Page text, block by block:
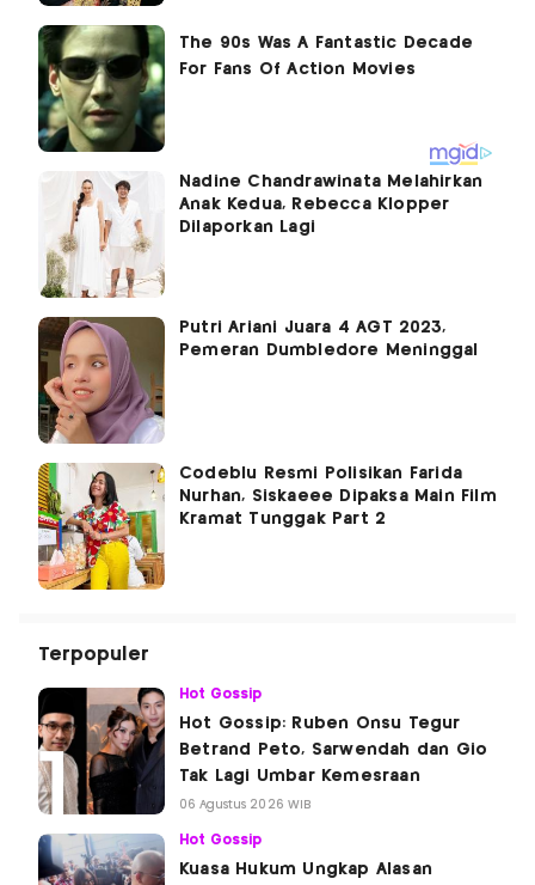
Nadine Chandrawinata Melahirkan
Anak Kedua, Rebecca Klopper
Dilaporkan Lagi
Putri Ariani Juara 4 AGT 2023,
Pemeran Dumbledore Meninggal
Codeblu Resmi Polisikan Farida
Nurhan, Siskaeee Dipaksa Main Film
Kramat Tunggak Part 2
Terpopuler
Hot Gossip
Hot Gossip: Ruben Onsu Tegur
Betrand Peto, Sarwendah dan Gio
Tak Lagi Umbar Kemesraan
06 Agustus 2026 WIB
Hot Gossip
Kuasa Hukum Ungkap Alasan